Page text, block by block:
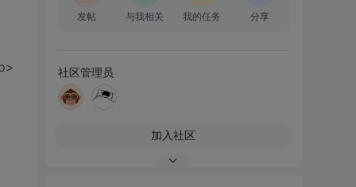
发帖 与我相关 我的任务 分享
社区管理员
加入社区